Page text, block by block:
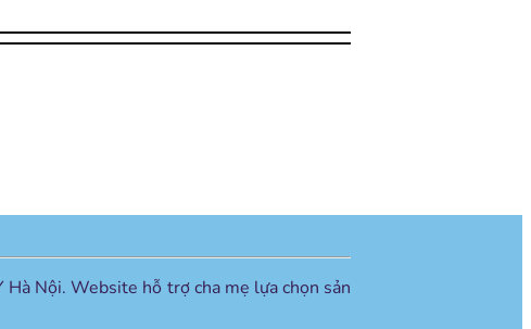
Nội. Website hỗ trợ cha mẹ lựa chọn sản